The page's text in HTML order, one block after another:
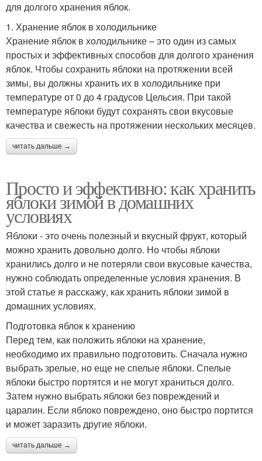
для долгого хранения яблок.
1. Хранение яблок в холодильнике
Хранение яблок в холодильнике – это один из самых
простых и эффективных способов для долгого хранения
яблок. Чтобы сохранить яблоки на протяжении всей
зимы, вы должны хранить их в холодильнике при
температуре от 0 до 4 градусов Цельсия. При такой
температуре яблоки будут сохранять свои вкусовые
качества и свежесть на протяжении нескольких месяцев.
читать дальше →
Просто и эффективно: как хранить
яблоки зимой в домашних
условиях
Яблоки - это очень полезный и вкусный фрукт, который
можно хранить довольно долго. Но чтобы яблоки
хранились долго и не потеряли свои вкусовые качества,
нужно соблюдать определенные условия хранения. В
этой статье я расскажу, как хранить яблоки зимой в
домашних условиях.
Подготовка яблок к хранению
Перед тем, как положить яблоки на хранение,
необходимо их правильно подготовить. Сначала нужно
выбрать зрелые, но еще не спелые яблоки. Спелые
яблоки быстро портятся и не могут храниться долго.
Затем нужно выбрать яблоки без повреждений и
царапин. Если яблоко повреждено, оно быстро портится
и может заразить другие яблоки.
читать дальше →